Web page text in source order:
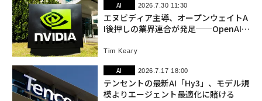
AI 2026.7.30 11:30
エヌビディア主導、オープンウェイトA
I後押しの業界連合が発足──OpenAIモ
Tim Keary
AI 2026.7.17 18:00
テンセントの最新AI「Hy3」、モデル規
模よりエージェント最適化に賭ける